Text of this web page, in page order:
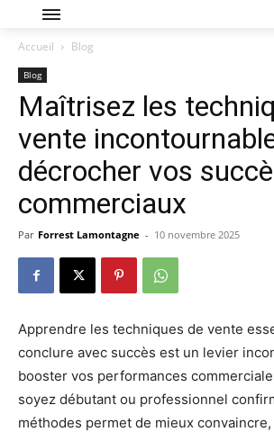
Accueil Blog
Blog
Maîtrisez les
vente
décrocher vos
commerciaux
Par Forrest Lamontagne - 10 novembre 2025
Apprendre les techniques de vente
conclure avec succès est un levier
booster vos performances
soyez débutant ou professionnel
méthodes permet de mieux